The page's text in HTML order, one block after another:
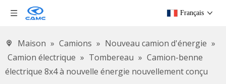
Français
Maison » Camions » Nouveau camion d'énergie »
Camion électrique » Tombereau » Camion-benne
électrique 8x4 à nouvelle énergie nouvellement conçu